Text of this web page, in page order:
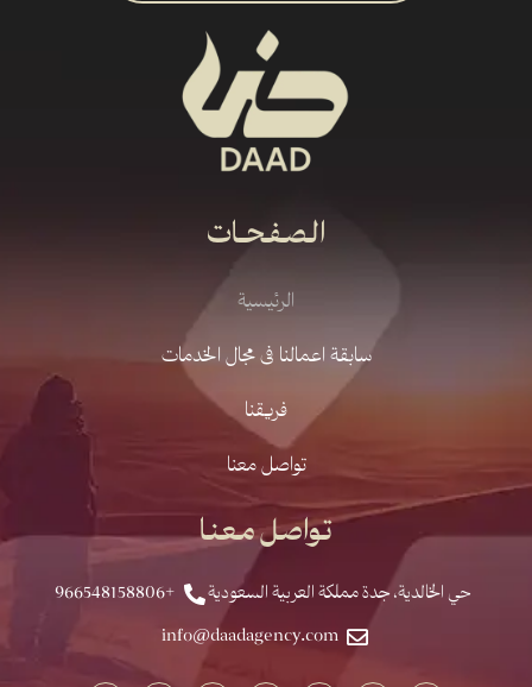
الـصـفـحــات
الرئيسية
سابقة اعمالنا فى مجال الخدمات
فريقنا
تواصل معنا
تـواصـل مـعـنـا
حي الخالدية، جدة مملكة العربية السعودية
+966548158806
info@daadagency.com